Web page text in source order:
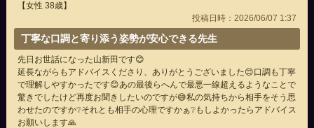
【女性 38歳】
投稿日時：2026/06/07 1:37
丁寧な口調と寄り添う姿勢が安心できる先生
先日お世話になった山新田です😊
延長ながらもアドバイスくださり、ありがとうございました😊口調も丁寧
で理解しやすかったです😊あの最後らへんで最悪一線超えるようなことで
驚きでしたけど再度お聞きしたいのですが😅私の気持ちから相手をそう思
わせたのですか❔それとも相手の心理ですかぁ❔もしよかったらアドバイス
お願いします🙏